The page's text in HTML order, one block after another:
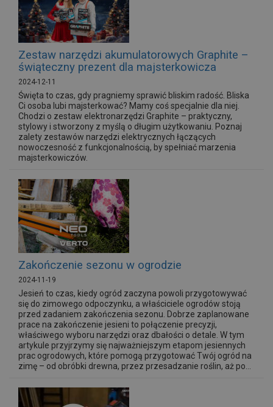
Zestaw narzędzi akumulatorowych Graphite –
świąteczny prezent dla majsterkowicza
2024-12-11
Święta to czas, gdy pragniemy sprawić bliskim radość. Bliska
Ci osoba lubi majsterkować? Mamy coś specjalnie dla niej.
Chodzi o zestaw elektronarzędzi Graphite – praktyczny,
stylowy i stworzony z myślą o długim użytkowaniu. Poznaj
zalety zestawów narzędzi elektrycznych łączących
nowoczesność z funkcjonalnością, by spełniać marzenia
majsterkowiczów.
Zakończenie sezonu w ogrodzie
2024-11-19
Jesień to czas, kiedy ogród zaczyna powoli przygotowywać
się do zimowego odpoczynku, a właściciele ogrodów stoją
przed zadaniem zakończenia sezonu. Dobrze zaplanowane
prace na zakończenie jesieni to połączenie precyzji,
właściwego wyboru narzędzi oraz dbałości o detale. W tym
artykule przyjrzymy się najważniejszym etapom jesiennych
prac ogrodowych, które pomogą przygotować Twój ogród na
zimę – od obróbki drewna, przez przesadzanie roślin, aż po...